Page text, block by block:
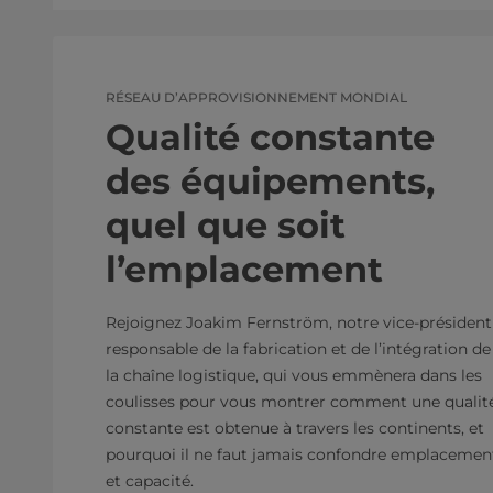
RÉSEAU D’APPROVISIONNEMENT MONDIAL
Qualité constante
des équipements,
quel que soit
l’emplacement
Rejoignez Joakim Fernström, notre vice-président
responsable de la fabrication et de l’intégration de
la chaîne logistique, qui vous emmènera dans les
coulisses pour vous montrer comment une
constante est obtenue à travers les continents, et
pourquoi il ne faut jamais confondre
et capacité.